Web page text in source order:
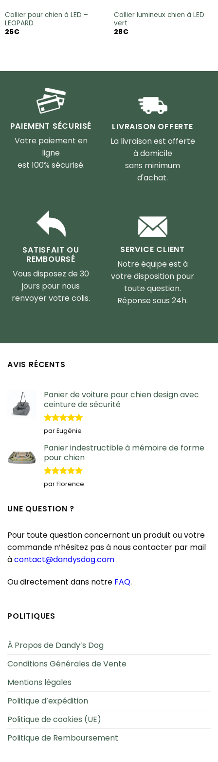
Collier pour chien à LED –
LEOPARD
26€
Collier lumineux chien à LED
vert
28€
PAIEMENT SÉCURISÉ
Votre paiement en
ligne
est 100% sécurisé.
LIVRAISON OFFERTE
La livraison est offerte
à domicile
sans minimum
d'achat.
SATISFAIT OU
REMBOURSÉ
Vous disposez de 30
jours pour nous
renvoyer votre colis.
SERVICE CLIENT
Notre équipe est à
votre disposition pour
toute question.
Réponse sous 24h.
AVIS RÉCENTS
Panier de voiture pour chien design avec
ceinture de sécurité
Note5sur
5
par Eugénie
Panier indestructible à mémoire de forme
pour chien
Note5sur
5
par Florence
UNE QUESTION ?
Pour toute question concernant un produit ou votre
commande n’hésitez pas à nous contacter par mail
àcontact@dandysdog.com
Ou directement dans notre FAQ.
POLITIQUES
À Propos de Dandy’s Dog
Conditions Générales de Vente
Mentions légales
Politique d’expédition
Politique de cookies (UE)
Politique de Remboursement